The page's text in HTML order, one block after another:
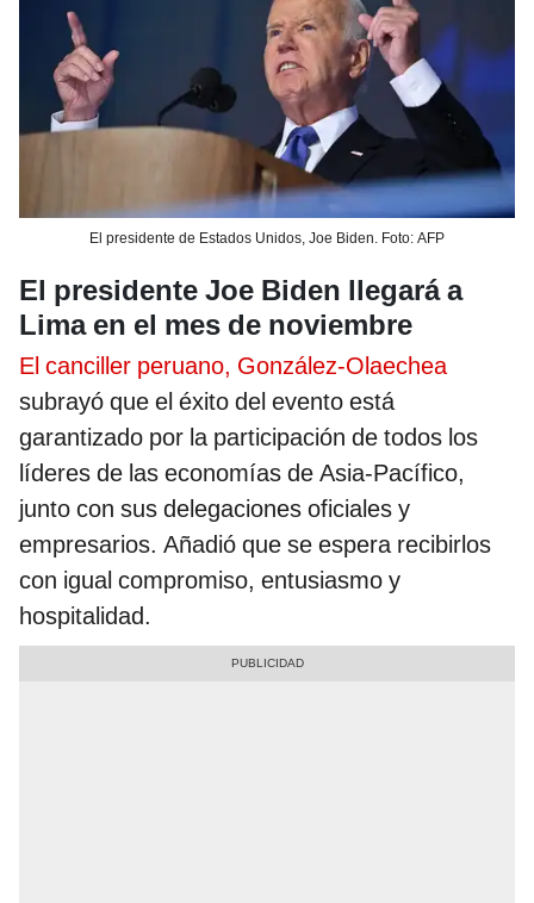
El presidente de Estados Unidos, Joe Biden. Foto: AFP
El presidente Joe Biden llegará a
Lima en el mes de noviembre
El canciller peruano, González-Olaechea
subrayó que el éxito del evento está
garantizado por la participación de todos los
líderes de las economías de Asia-Pacífico,
junto con sus delegaciones oficiales y
empresarios. Añadió que se espera recibirlos
con igual compromiso, entusiasmo y
hospitalidad.